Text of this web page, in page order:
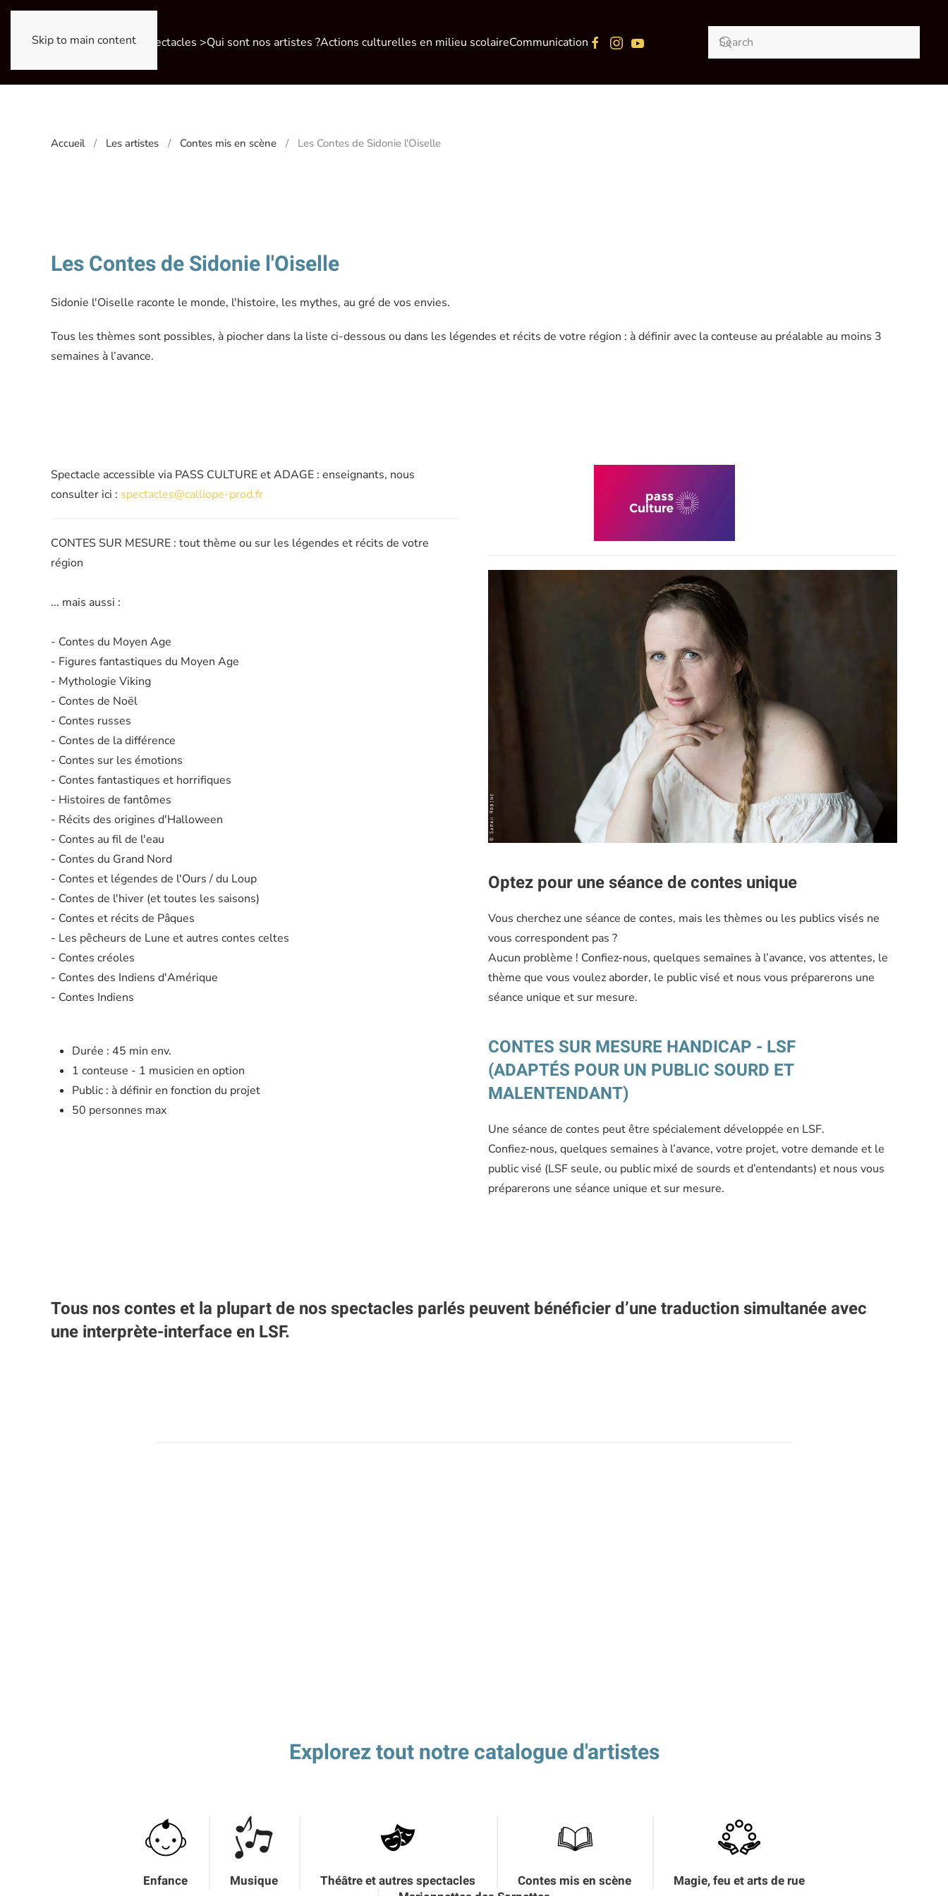
Skip to main contentNos spectacles >Qui sont nos artistes ?Actions culturelles en milieu scolaireCommunication
Accueil Les artistes Contes mis en scène Les Contes de Sidonie l'Oiselle
Les Contes de Sidonie l'Oiselle
Sidonie l'Oiselle raconte le monde, l'histoire, les mythes, au gré de vos envies.
Tous les thèmes sont possibles, à piocher dans la liste ci-dessous ou dans les légendes et récits de votre région : à définir avec la conteuse au préalable au moins 3
semaines à l’avance.
Spectacle accessible via PASS CULTURE et ADAGE : enseignants, nous
consulter ici : spectacles@calliope-prod.fr
CONTES SUR MESURE : tout thème ou sur les légendes et récits de votre
région
... mais aussi :
- Contes du Moyen Age
- Figures fantastiques du Moyen Age
- Mythologie Viking
- Contes de Noël
- Contes russes
- Contes de la différence
- Contes sur les émotions
- Contes fantastiques et horrifiques
- Histoires de fantômes
- Récits des origines d'Halloween
- Contes au fil de l'eau
- Contes du Grand Nord
- Contes et légendes de l'Ours / du Loup
- Contes de l'hiver (et toutes les saisons)
- Contes et récits de Pâques
- Les pêcheurs de Lune et autres contes celtes
- Contes créoles
- Contes des Indiens d'Amérique
- Contes Indiens
Durée : 45 min env.
1 conteuse - 1 musicien en option
Public : à définir en fonction du projet
50 personnes max
Optez pour une séance de contes unique
Vous cherchez une séance de contes, mais les thèmes ou les publics visés ne
vous correspondent pas ?
Aucun problème ! Confiez-nous, quelques semaines à l’avance, vos attentes, le
thème que vous voulez aborder, le public visé et nous vous préparerons une
séance unique et sur mesure.
CONTES SUR MESURE HANDICAP - LSF
(ADAPTÉS POUR UN PUBLIC SOURD ET
MALENTENDANT)
Une séance de contes peut être spécialement développée en LSF.
Confiez-nous, quelques semaines à l’avance, votre projet, votre demande et le
public visé (LSF seule, ou public mixé de sourds et d’entendants) et nous vous
préparerons une séance unique et sur mesure.
Tous nos contes et la plupart de nos spectacles parlés peuvent bénéficier d’une traduction simultanée avec
une interprète-interface en LSF.
Explorez tout notre catalogue d'artistes
Enfance Musique Théâtre et autres spectacles Contes mis en scène
Magie, feu et arts de rue